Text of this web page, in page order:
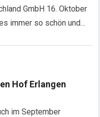
GmbH 16. Oktober
immer so schön und…
Hof Erlangen
im September